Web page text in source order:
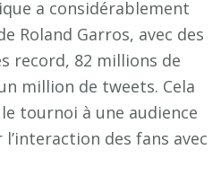
a considérablement
Roland Garros, avec des
record, 82 millions de
million de tweets. Cela
tournoi à une audience
des fans avec